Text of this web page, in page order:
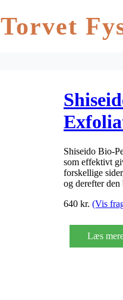
Torvet
Shiseido Bio-
som effektivt
forskellige
og derefter
640 kr. (Vis
Læs